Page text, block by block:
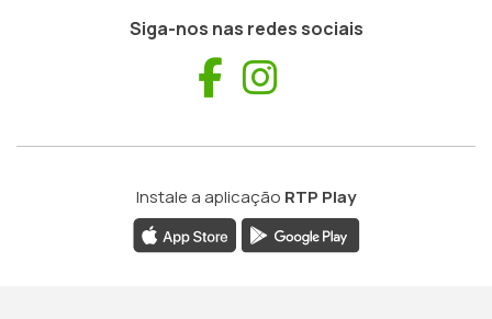
Siga-nos nas redes sociais
Facebook
Instale a aplicação RTP Play